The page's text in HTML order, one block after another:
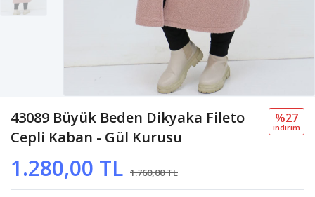
43089 Büyük Beden Dikyaka Fileto
Cepli Kaban - Gül Kurusu
1.280,00 TL 1.760,00 TL
%27
i̇ndi̇ri̇m